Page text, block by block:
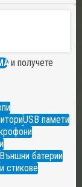
и получете
USB памети
Външни батерии
стикове